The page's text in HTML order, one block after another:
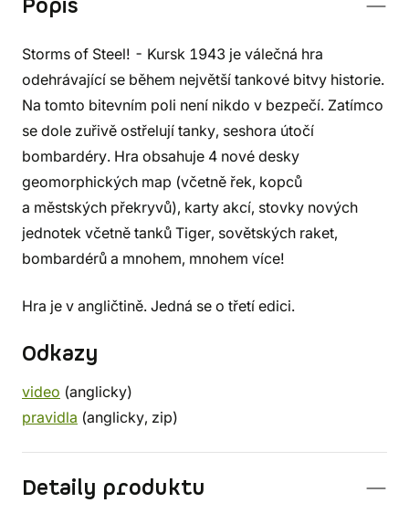
Popis
Storms of Steel! - Kursk 1943 je válečná hra
odehrávající se během největší tankové bitvy historie.
Na tomto bitevním poli není nikdo v bezpečí. Zatímco
se dole zuřivě ostřelují tanky, seshora útočí
bombardéry. Hra obsahuje 4 nové desky
geomorphických map (včetně řek, kopců
a městských překryvů), karty akcí, stovky nových
jednotek včetně tanků Tiger, sovětských raket,
bombardérů a mnohem, mnohem více!
Hra je v angličtině. Jedná se o třetí edici.
Odkazy
video (anglicky)
pravidla (anglicky, zip)
Detaily produktu